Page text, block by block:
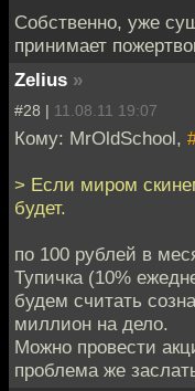
Собственно, уже
принимает
Zelius »
#28 | 11.08.11 19:07
Кому: MrOldSchool,
> Если миром
будет.
по 100 рублей в
Тупичка (10%
будем считать
миллион на дело.
Можно провести
проблема же